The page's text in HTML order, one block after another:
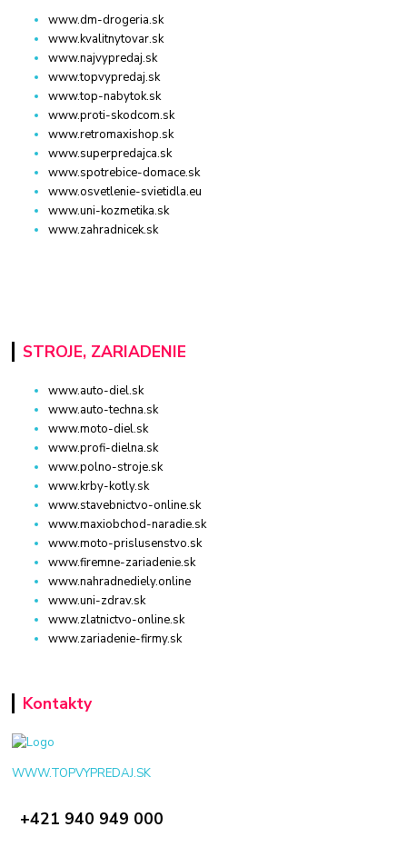
www.dm-drogeria.sk
www.kvalitnytovar.sk
www.najvypredaj.sk
www.topvypredaj.sk
www.top-nabytok.sk
www.proti-skodcom.sk
www.retromaxishop.sk
www.superpredajca.sk
www.spotrebice-domace.sk
www.osvetlenie-svietidla.eu
www.uni-kozmetika.sk
www.zahradnicek.sk
STROJE, ZARIADENIE
www.auto-diel.sk
www.auto-techna.sk
www.moto-diel.sk
www.profi-dielna.sk
www.polno-stroje.sk
www.krby-kotly.sk
www.stavebnictvo-online.sk
www.maxiobchod-naradie.sk
www.moto-prislusenstvo.sk
www.firemne-zariadenie.sk
www.nahradnediely.online
www.uni-zdrav.sk
www.zlatnictvo-online.sk
www.zariadenie-firmy.sk
Kontakty
WWW.TOPVYPREDAJ.SK
+421 940 949 000